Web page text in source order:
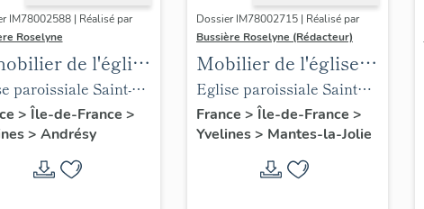
IM78002588 | Réalisé par
Roselyne
de l'église
Germain-de-
(liste
paroissiale Saint-
> Île-de-France >
> Andrésy
Dossier IM78002715 | Réalisé par
Bussière Roselyne (Rédacteur)
Mobilier de l'église
Sainte-Anne de
Gassicourt
Eglise paroissiale Sainte-
Anne
France > Île-de-France >
Yvelines> Mantes-la-Jolie